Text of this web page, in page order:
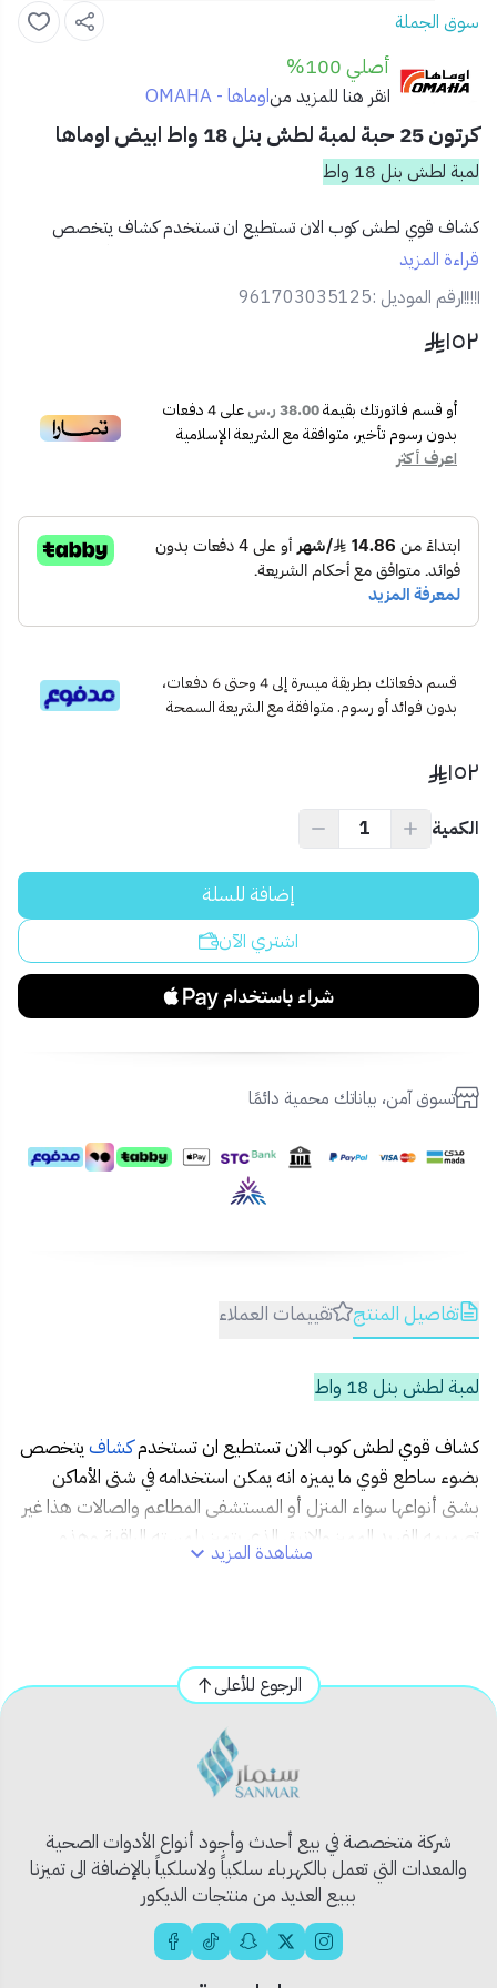
سوق الجملة
أصلي 100%
انقر هنا للمزيد مناوماها - OMAHA
كرتون 25 حبة لمبة لطش بنل 18 واط ابيض اوماها
لمبة لطش بنل 18 واط
كشاف قوي لطش كوب الان تستطيع ان تستخدمكشاف يتخصص
بضوء ساطع قوي ما يميزه انه يمكن استخدامه في شتى الأماكن بشتى
أنواعها سواء المنزل أو المستشفى المطاعم والصالات هذا غير تصميمه
الفريد المميز والانيق الذي يتميز بلمسته الراقية وهذه المميزات لا تتوفر
في جميع الاجهزة حيث انه بين افضل سعر وافضل جودة وافضل وارقى
تحصل عليه بأفضل سعر في السوق التنافسي كشاف صنع بارقى وافخم
الخامات يتيمز كشاف لطش كوب بانه سهل الاستخدام والتثبيت والفك
ويمكنك استعماله بكل سهولة يمكنك الآن اقتناءه من متجر تفاصيل
بادر الان
العلامة التجارية: من اوماها
الجهد الكهربائي: من 110-220 V
الفئات: جميع الفئات
قراءة المزيد
رقم الموديل :961703035125
١٥٢
أو قسم فاتورتك بقيمة38.00 ر.س على4دفعات
بدون رسوم تأخير، متوافقة مع الشريعة الإسلامية
اعرف أكثر
قسم دفعاتك بطريقة ميسرة إلى 4 وحتى 6 دفعات،
بدون فوائد أو رسوم. متوافقة مع الشريعة السمحة
١٥٢
الكمية
إضافة للسلة
اشتري الآن
تسوق آمن، بياناتك محمية دائمًا
تفاصيل المنتج تقييمات العملاء
لمبة لطش بنل 18 واط
كشاف قوي لطش كوب الان تستطيع ان تستخدمكشاف يتخصص
بضوء ساطع قوي ما يميزه انه يمكن استخدامه في شتى الأماكن
بشتى أنواعها سواء المنزل أو المستشفى المطاعم والصالات هذا غير
تصميمه الفريد المميز والانيق الذي يتميز بلمسته الراقية وهذه
المميزات لا تتوفر في جميع الاجهزة حيث انه بين افضل سعر وافضل
بانه سهل الاستخدام والتثبيت والفك ويمكنك استعماله بكل
العلامة التجارية: من اوماها
الفئات: جميع الفئات
مشاهدة المزيد
الرجوع للأعلى
شركة متخصصة في بيع أحدث وأجود أنواع الأدوات الصحية
والمعدات التي تعمل بالكهرباء سلكياً ولاسلكياً بالإضافة الى تميزنا
ببيع العديد من منتجات الديكور